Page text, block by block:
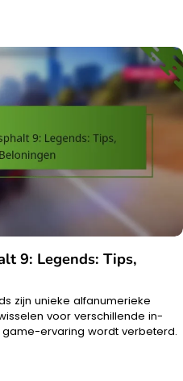
9: Legends: Tips,
zijn unieke alfanumerieke
voor verschillende in-
ervaring wordt verbeterd.